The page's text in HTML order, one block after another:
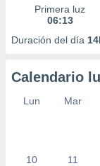
Primera luz
06:13
Duración del día
Calendario
Lun Mar
10 11